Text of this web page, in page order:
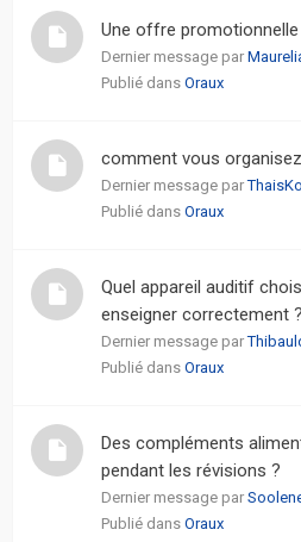
Une offre
Dernier message par
Publié dans Oraux
comment vous
Dernier message par
Publié dans Oraux
Quel appareil auditif
enseigner correctement ?
Dernier message par
Publié dans Oraux
Des compléments
pendant les révisions ?
Dernier message par
Publié dans Oraux